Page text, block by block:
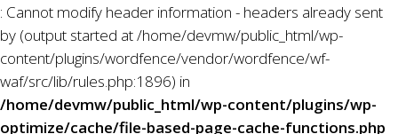
: Cannot modify header information - headers already sent
by (output started at /home/devmw/public_html/wp-
content/plugins/wordfence/vendor/wordfence/wf-
waf/src/lib/rules.php:1896) in
/home/devmw/public_html/wp-content/plugins/wp-
optimize/cache/file-based-page-cache-functions.php